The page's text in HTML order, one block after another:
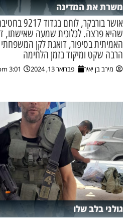
משרת את המדינה
שהיא פרצה. לכלוכית שמעה שאישתו,
האמיתית בסיפור, דואגת לקן המשפחתי
הרבה שקט ומיקוד בזמן הלחימה
מירב בן יאיר פברואר 13, 2024 3:01 pm
גולני בלב שלו